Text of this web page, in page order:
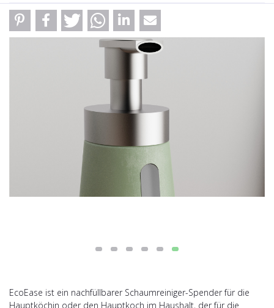
EcoEase ist ein nachfüllbarer Schaumreiniger-Spender für die
Hauptköchin oder den Hauptkoch im Haushalt, der für die